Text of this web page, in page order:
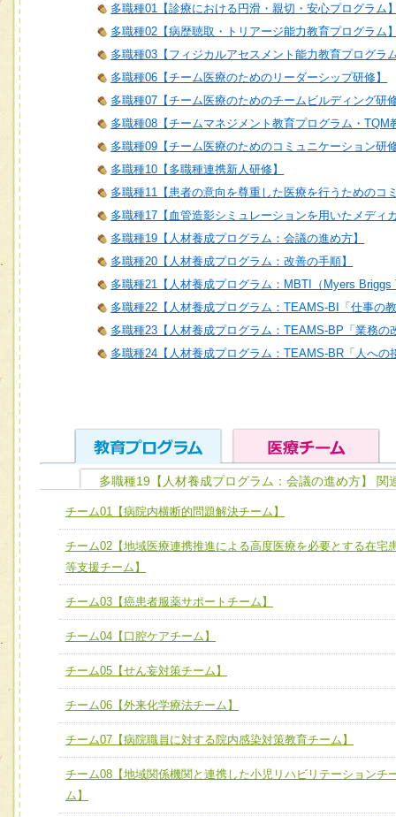
多職種01【診療における円滑・親切・安心プログラム
多職種02【病歴聴取・トリアージ能力教育プログラム
多職種03【フィジカルアセスメント能力教育プログラ
多職種06【チーム医療のためのリーダーシップ研修】
多職種07【チーム医療のためのチームビルディング研
多職種08【チームマネジメント教育プログラム・TQM
多職種09【チーム医療のためのコミュニケーション研
多職種10【多職種連携新人研修】
多職種11【患者の意向を尊重した医療を行うためのコ
多職種17【血管造影シミュレーションを用いたメディ
多職種19【人材養成プログラム：会議の進め方】
多職種20【人材養成プログラム：改善の手順】
多職種21【人材養成プログラム：MBTI（Myers
多職種22【人材養成プログラム：TEAMS-BI「仕事の
多職種23【人材養成プログラム：TEAMS-BP「業務の
多職種24【人材養成プログラム：TEAMS-BR「人への
ユニット１ 医療人としての基礎能力
全人的医療を実践する医療人として、必要な基礎能力を身
ける
必要に応じて柔軟に医療チームを組織し、強調できる
ユニット３ 多職種連携力
他職種の視点とスキルを学び、相互理解と連携を深める
チーム01【病院内横断的問題解決チーム】
チーム02【地域医療連携推進による高度医療を必要とする
宅患者等支援チーム】
チーム05【せん妄対策チーム】
チーム06【外来化学療法チーム】
チーム07【病院職員に対する院内感染対策教育チーム】
チーム08【地域関係機関と連携した小児リハビリテーショ
多職種19【人材養成プログラム：会議の進め方】 関
チーム01【病院内横断的問題解決チーム】
チーム02【地域医療連携推進による高度医療を必要とする在宅
等支援チーム】
チーム03【癌患者服薬サポートチーム】
チーム04【口腔ケアチーム】
チーム05【せん妄対策チーム】
チーム06【外来化学療法チーム】
チーム07【病院職員に対する院内感染対策教育チーム】
チーム08【地域関係機関と連携した小児リハビリテーションチ
ム】